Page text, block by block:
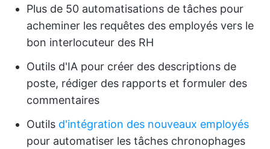
Plus de 50 automatisations de tâches pour
acheminer les requêtes des employés vers le
bon interlocuteur des RH
Outils d'IA pour créer des descriptions de
poste, rédiger des rapports et formuler des
commentaires
Outils d'intégration des nouveaux employés
pour automatiser les tâches chronophages